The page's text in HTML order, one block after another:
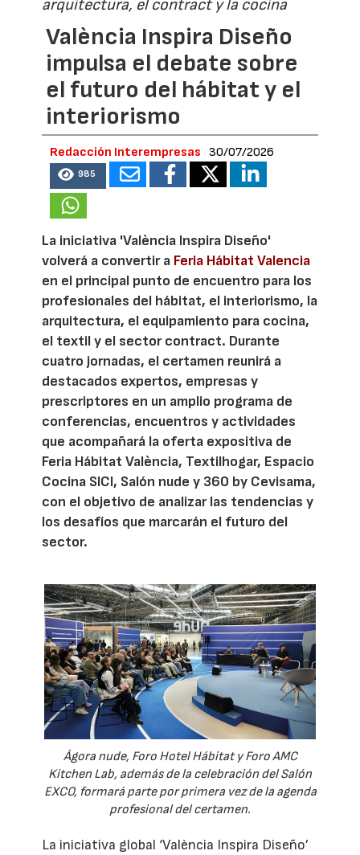
arquitectura, el contract y la cocina
València Inspira Diseño
impulsa el debate sobre
el futuro del hábitat y el
interiorismo
Redacción Interempresas 30/07/2026
985
La iniciativa 'València Inspira Diseño'
volverá a convertir a Feria Hábitat Valencia
en el principal punto de encuentro para los
profesionales del hábitat, el interiorismo, la
arquitectura, el equipamiento para cocina,
el textil y el sector contract. Durante
cuatro jornadas, el certamen reunirá a
destacados expertos, empresas y
prescriptores en un amplio programa de
conferencias, encuentros y actividades
que acompañará la oferta expositiva de
Feria Hábitat València, Textilhogar, Espacio
Cocina SICI, Salón nude y 360 by Cevisama,
con el objetivo de analizar las tendencias y
los desafíos que marcarán el futuro del
sector.
Ágora nude, Foro Hotel Hábitat y Foro AMC
Kitchen Lab, además de la celebración del Salón
EXCO, formará parte por primera vez de la agenda
profesional del certamen.
La iniciativa global ‘València Inspira Diseño’